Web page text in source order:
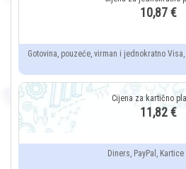
10,87 €
Gotovina, pouzeće, virman i jednokratno
11,82 €
Diners, PayPal,